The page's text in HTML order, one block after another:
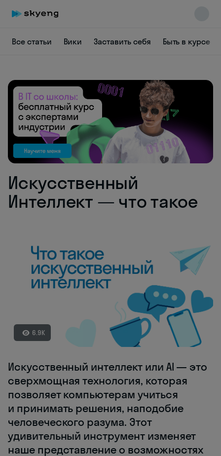
Все статьи Вики Заставить себя Быть в курсе
Искусственный
Интеллект — что такое
6.9K
Искусственный интеллект или AI — это
сверхмощная технология, которая
позволяет компьютерам учиться
и принимать решения, наподобие
человеческого разума. Этот
удивительный инструмент изменяет
наше представление о возможностях
Skyeng Chat
online